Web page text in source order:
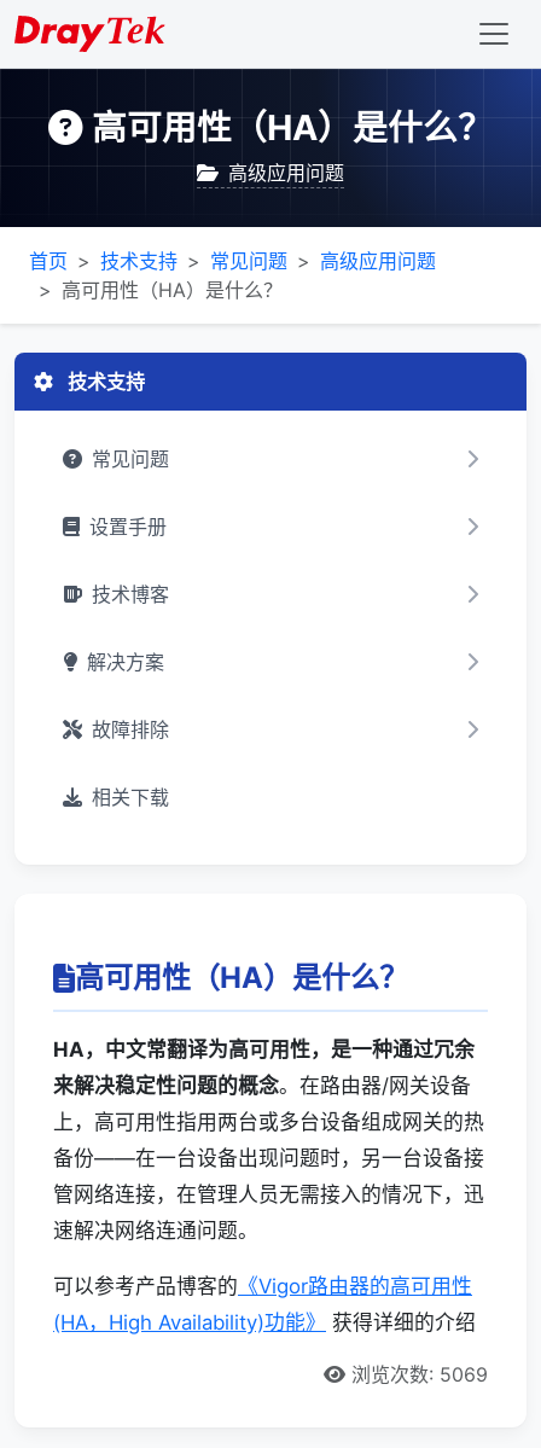
高可用性（HA）是什么？
高级应用问题
首页 技术支持 常见问题
高级应用问题
高可用性（HA）是什么？
技术支持
常见问题
设置手册
技术博客
解决方案
故障排除
相关下载
高可用性（HA）是什么？
HA，中文常翻译为高可用性，是一种通过冗余
来解决稳定性问题的概念。在路由器/网关设备
上，高可用性指用两台或多台设备组成网关的热
备份——在一台设备出现问题时，另一台设备接
管网络连接，在管理人员无需接入的情况下，迅
速解决网络连通问题。
可以参考产品博客的 《Vigor路由器的高可用性
(HA，High Availability)功能》
获得详细的介绍
浏览次数: 5069